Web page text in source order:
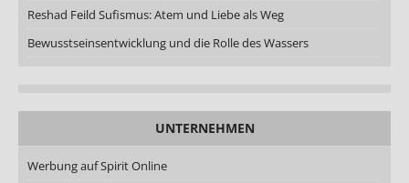
Reshad Feild Sufismus: Atem und Liebe als Weg
Bewusstseinsentwicklung und die Rolle des Wassers
UNTERNEHMEN
Werbung auf Spirit Online